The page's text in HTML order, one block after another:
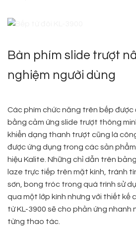
Bàn phím slide trượt
nghiệm người dùng
Các phím chức năng trên bếp được
bằng cảm ứng slide trượt thông
khiển dạng thanh trượt cũng là
được ứng dụng trong các sản
hiệu Kalite. Những chỉ dẫn trên
laze trực tiếp trên mặt kính, tránh
sơn, bong tróc trong quá trình sử
qua một lớp kính nhưng với thiết kế
từ KL-3900 sẽ cho phản ứng nhanh
từng thao tác.